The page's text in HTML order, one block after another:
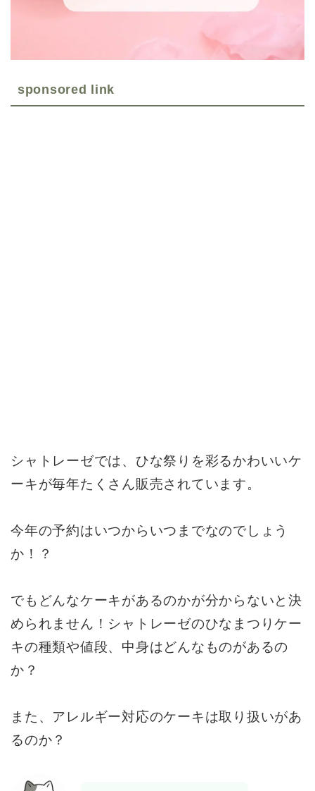
sponsored link
シャトレーゼでは、ひな祭りを彩るかわいいケ
ーキが毎年たくさん販売されています。
今年の予約はいつからいつまでなのでしょう
か！？
でもどんなケーキがあるのかが分からないと決
められません！シャトレーゼのひなまつりケー
キの種類や値段、中身はどんなものがあるの
か？
また、アレルギー対応のケーキは取り扱いがあ
るのか？